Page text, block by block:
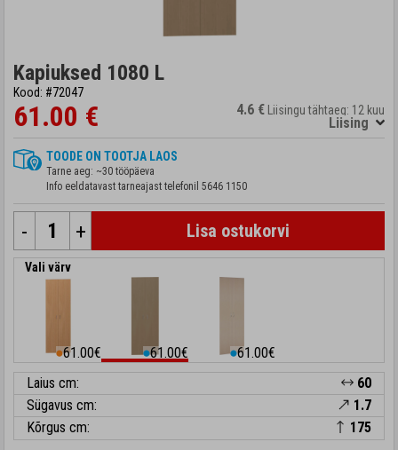
Kapiuksed 1080 L
Kood: #72047
61.00 € 4.6 € Liisingu tähtaeg: 12 kuu
Liising
TOODE ON TOOTJA LAOS
Tarne aeg: ~30 tööpäeva
Info eeldatavast tarneajast telefonil 5646 1150
- + Lisa ostukorvi
Vali värv
⬤61.00€ ⬤61.00€ ⬤61.00€
Laius cm:
60
Sügavus cm:
1.7
Kõrgus cm:
175